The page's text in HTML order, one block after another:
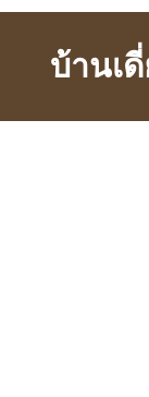
บ้านเ